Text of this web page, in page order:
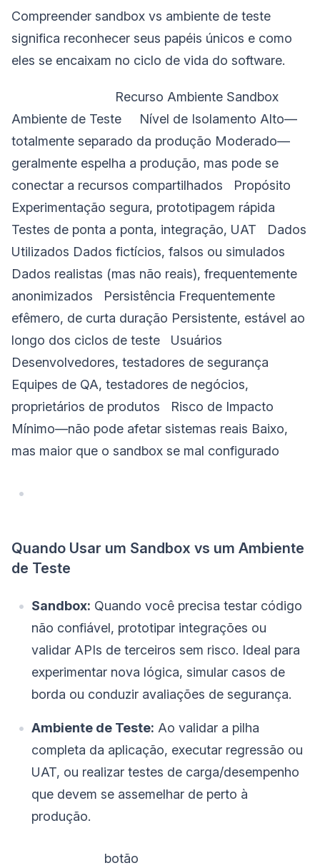
Compreender sandbox vs ambiente de teste
significa reconhecer seus papéis únicos e como
eles se encaixam no ciclo de vida do software.
‌ Recurso Ambiente Sandbox
Ambiente de Teste Nível de Isolamento Alto—
totalmente separado da produção Moderado—
geralmente espelha a produção, mas pode se
conectar a recursos compartilhados Propósito
Experimentação segura, prototipagem rápida
Testes de ponta a ponta, integração, UAT Dados
Utilizados Dados fictícios, falsos ou simulados
Dados realistas (mas não reais), frequentemente
anonimizados Persistência Frequentemente
efêmero, de curta duração Persistente, estável ao
longo dos ciclos de teste Usuários
Desenvolvedores, testadores de segurança
Equipes de QA, testadores de negócios,
proprietários de produtos Risco de Impacto
Mínimo—não pode afetar sistemas reais Baixo,
mas maior que o sandbox se mal configurado
Quando Usar um Sandbox vs um Ambiente
de Teste
Sandbox: Quando você precisa testar código
não confiável, prototipar integrações ou
validar APIs de terceiros sem risco. Ideal para
experimentar nova lógica, simular casos de
borda ou conduzir avaliações de segurança.
Ambiente de Teste: Ao validar a pilha
completa da aplicação, executar regressão ou
UAT, ou realizar testes de carga/desempenho
que devem se assemelhar de perto à
produção.
‌ botão